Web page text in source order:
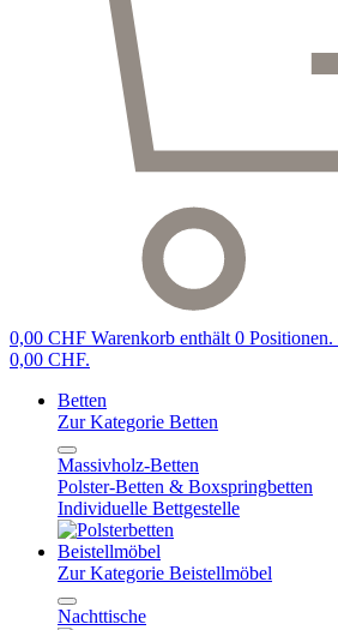
0,00 CHF Warenkorb enthält 0
0,00 CHF.
Betten
Zur Kategorie Betten
Massivholz-Betten
Polster-Betten & Boxspringbetten
Individuelle Bettgestelle
Beistellmöbel
Zur Kategorie Beistellmöbel
Nachttische